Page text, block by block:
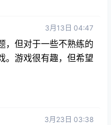
半时间会从球杆里漏
2 个小时这个游戏，
场比赛中进了 3 个